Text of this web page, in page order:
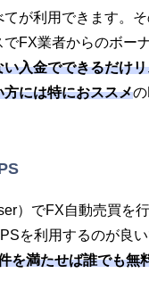
てが利用できます。
でFX業者からのボー
い入金でできるだけ
には特におススメ
）でFX自動売買を
を利用するのが良
を満たせば誰でも無